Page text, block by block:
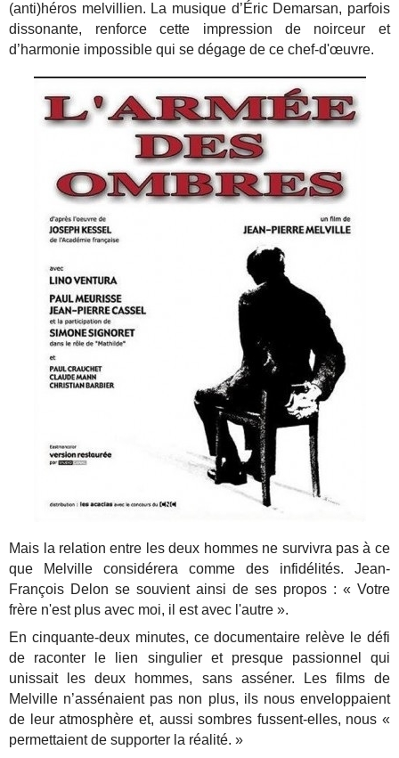
(anti)héros melvillien. La musique d’Éric Demarsan, parfois
dissonante, renforce cette impression de noirceur et
d’harmonie impossible qui se dégage de ce chef-d'œuvre.
Mais la relation entre les deux hommes ne survivra pas à ce
que Melville considérera comme des infidélités. Jean-
François Delon se souvient ainsi de ses propos : « Votre
frère n'est plus avec moi, il est avec l'autre ».
En cinquante-deux minutes, ce documentaire relève le défi
de raconter le lien singulier et presque passionnel qui
unissait les deux hommes, sans asséner. Les films de
Melville n’assénaient pas non plus, ils nous enveloppaient
de leur atmosphère et, aussi sombres fussent-elles, nous «
permettaient de supporter la réalité. »